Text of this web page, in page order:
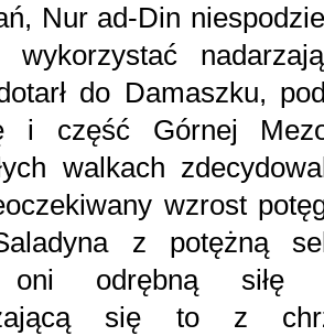
Nur ad-Din
wykorzystać
do Damaszku,
i część Górnej
walkach
wzrost
z potężną
oni odrębną siłę
się to z